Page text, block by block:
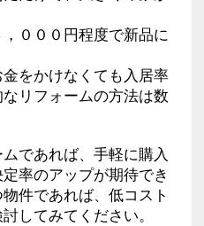
０００円程度で新品に
をかけなくても入居率
リフォームの方法は数
であれば、手軽に購入
率のアップが期待でき
件であれば、低コスト
してみてください。